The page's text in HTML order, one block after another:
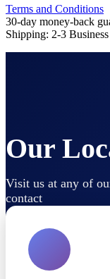
Terms and Conditions
30-day money-back
Shipping: 2-3
Our
Visit us at any of
contact